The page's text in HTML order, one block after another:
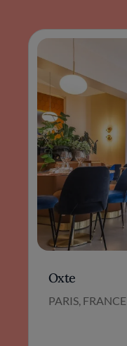
Oxte
PARIS, FRANCE